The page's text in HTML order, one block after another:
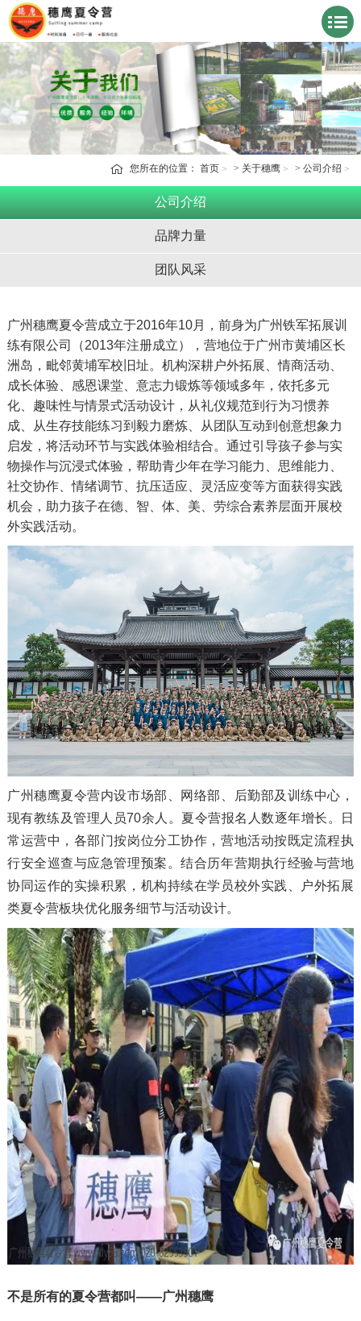
您所在的位置：首页 > 关于穗鹰 >公司介绍
公司介绍
品牌力量
团队风采
广州穗鹰夏令营成立于2016年10月，前身为广州铁军拓展训
练有限公司（2013年注册成立），营地位于广州市黄埔区长
洲岛，毗邻黄埔军校旧址。机构深耕户外拓展、情商活动、
成长体验、感恩课堂、意志力锻炼等领域多年，依托多元
化、趣味性与情景式活动设计，从礼仪规范到行为习惯养
成、从生存技能练习到毅力磨炼、从团队互动到创意想象力
启发，将活动环节与实践体验相结合。通过引导孩子参与实
物操作与沉浸式体验，帮助青少年在学习能力、思维能力、
社交协作、情绪调节、抗压适应、灵活应变等方面获得实践
机会，助力孩子在德、智、体、美、劳综合素养层面开展校
外实践活动。
广州穗鹰夏令营内设市场部、网络部、后勤部及训练中心，
现有教练及管理人员70余人。夏令营报名人数逐年增长。日
常运营中，各部门按岗位分工协作，营地活动按既定流程执
行安全巡查与应急管理预案。结合历年营期执行经验与营地
协同运作的实操积累，机构持续在学员校外实践、户外拓展
类夏令营板块优化服务细节与活动设计。
不是所有的夏令营都叫——广州穗鹰